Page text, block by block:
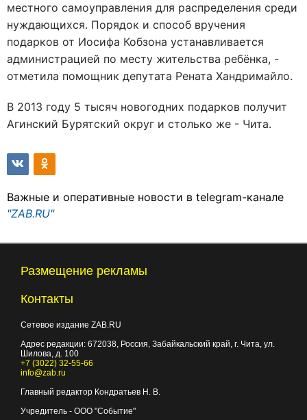
местного самоуправления для распределения среди
нуждающихся. Порядок и способ вручения
подарков от Иосифа Кобзона устанавливается
администрацией по месту жительства ребёнка, -
отметила помощник депутата Рената Хандримайло.
В 2013 году 5 тысяч новогодних подарков получит
Агинский Бурятский округ и столько же - Чита.
Важные и оперативные новости в telegram-канале
"ZAB.RU"
Размещение рекламы
Контакты
Сетевое издание ZAB.RU
Адрес редакции: 672038, Россия, Забайкальский край, г. Чита, ул.
Шилова, д. 100
+7 (3022) 32-55-66
info@zab.ru
Главный редактор Кондратьев Н. В.
Учредитель - ООО "Событие"